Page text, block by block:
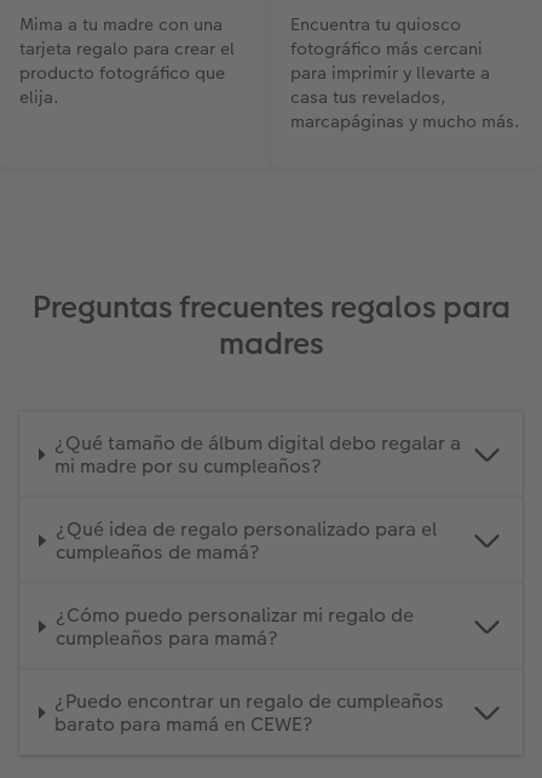
Mima a tu madre con una
tarjeta regalo para crear el
producto fotográfico que
elija.
Encuentra tu quiosco
fotográfico más cercani
para imprimir y llevarte a
casa tus revelados,
marcapáginas y mucho más.
Preguntas frecuentes regalos para
madres
¿Qué tamaño de álbum digital debo regalar a
mi madre por su cumpleaños?
¿Qué idea de regalo personalizado para el
cumpleaños de mamá?
¿Cómo puedo personalizar mi regalo de
cumpleaños para mamá?
¿Puedo encontrar un regalo de cumpleaños
barato para mamá en CEWE?